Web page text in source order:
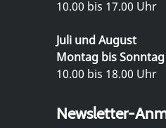
10.00 bis 17.00 Uhr
Juli und August
Montag bis Sonntag
10.00 bis 18.00 Uhr
Newsletter-